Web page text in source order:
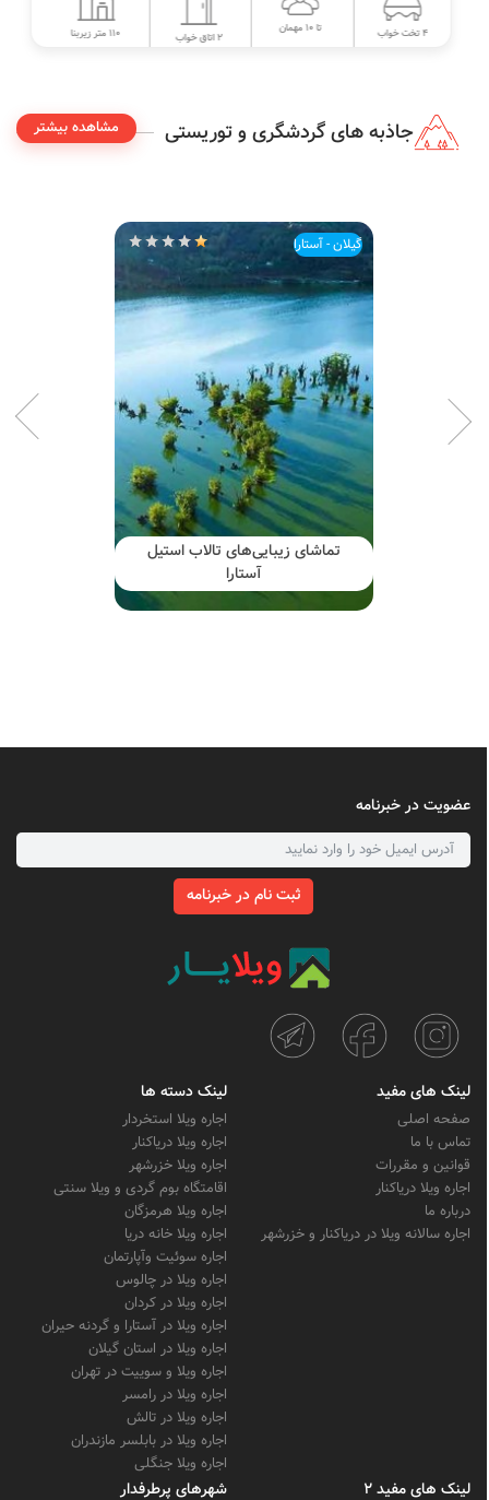
4 تخت خواب تا 10 مهمان
2 اتاق خواب 110 متر زیربنا
جاذبه های گردشگری و توریستی مشاهده بیشتر
گیلان - آستارا
تماشای زیبایی‌های تالاب استیل
آستارا
عضویت در خبرنامه
ثبت نام در خبرنامه
لینک های مفید
صفحه اصلی
تماس با ما
قوانین و مقررات
اجاره ویلا دریاکنار
درباره ما
اجاره سالانه ویلا در دریاکنار و خزرشهر
لینک دسته ها
اجاره ویلا استخردار
اجاره ویلا دریاکنار
اجاره ویلا خزرشهر
اقامتگاه بوم گردی و ویلا سنتی
اجاره ویلا هرمزگان
اجاره ویلا خانه دریا
اجاره سوئیت وآپارتمان
اجاره ویلا در چالوس
اجاره ویلا در کردان
اجاره ویلا در آستارا و گردنه حیران
اجاره ویلا در استان گیلان
اجاره ویلا و سوییت در تهران
اجاره ویلا در رامسر
اجاره ویلا در تالش
اجاره ویلا در بابلسر مازندران
اجاره ویلا جنگلی
لینک های مفید 2 شهرهای پرطرفدار